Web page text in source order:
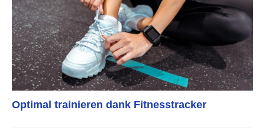
Optimal trainieren dank Fitnesstracker